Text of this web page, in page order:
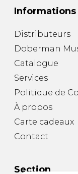
Informations
Distributeurs
Doberman
Catalogue
Services
Politique de
À propos
Carte cadeaux
Contact
Section